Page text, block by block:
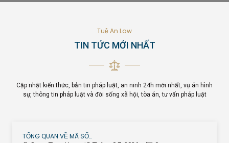
Tuệ An Law
TIN TỨC MỚI NHẤT
Cập nhật kiến thức, bản tin pháp luật, an ninh 24h mới nhất, vụ án hình
sự, thông tin pháp luật và đời sống xã hội, tòa án, tư vấn pháp luật
TỔNG QUAN VỀ MÃ SỐ…